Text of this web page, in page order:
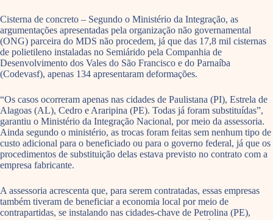
Cisterna de concreto – Segundo o Ministério da Integração, as
argumentações apresentadas pela organização não governamental
(ONG) parceira do MDS não procedem, já que das 17,8 mil cisternas
de polietileno instaladas no Semiárido pela Companhia de
Desenvolvimento dos Vales do São Francisco e do Parnaíba
(Codevasf), apenas 134 apresentaram deformações.
“Os casos ocorreram apenas nas cidades de Paulistana (PI), Estrela de
Alagoas (AL), Cedro e Araripina (PE). Todas já foram substituídas”,
garantiu o Ministério da Integração Nacional, por meio da assessoria.
Ainda segundo o ministério, as trocas foram feitas sem nenhum tipo de
custo adicional para o beneficiado ou para o governo federal, já que os
procedimentos de substituição delas estava previsto no contrato com a
empresa fabricante.
A assessoria acrescenta que, para serem contratadas, essas empresas
também tiveram de beneficiar a economia local por meio de
contrapartidas, se instalando nas cidades-chave de Petrolina (PE),